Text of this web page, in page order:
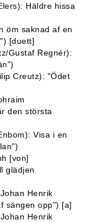
Häldre hissa
öm saknad af en
[duett]
Gustaf Regnér):
Creutz): "Ödet
den största
Visa i en
[von]
glädjen
Henrik
sängen opp") [a]
Henrik